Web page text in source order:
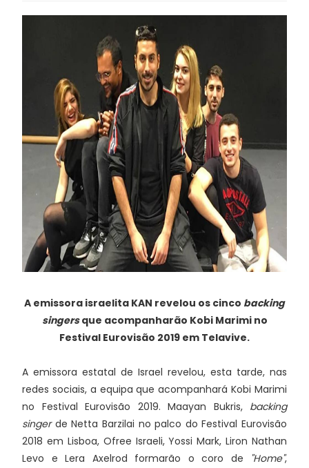
A emissora israelita KAN revelou os cinco backing
singersque acompanharão Kobi Marimi no
Festival Eurovisão 2019 em Telavive.
A emissora estatal de Israel revelou, esta tarde, nas
redes sociais, a equipa que acompanhará Kobi Marimi
no Festival Eurovisão 2019. Maayan Bukris, backing
singerde Netta Barzilai no palco do Festival Eurovisão
2018 em Lisboa, Ofree Israeli, Yossi Mark, Liron Nathan
Levo e Lera Axelrod formarão o coro de "Home",